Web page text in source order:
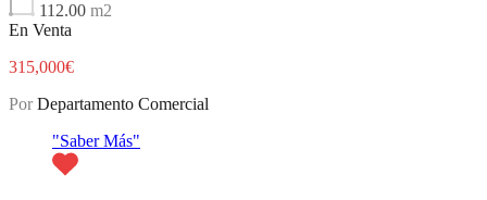
112.00 m2
En Venta
315,000€
Por Departamento Comercial
"Saber Más"